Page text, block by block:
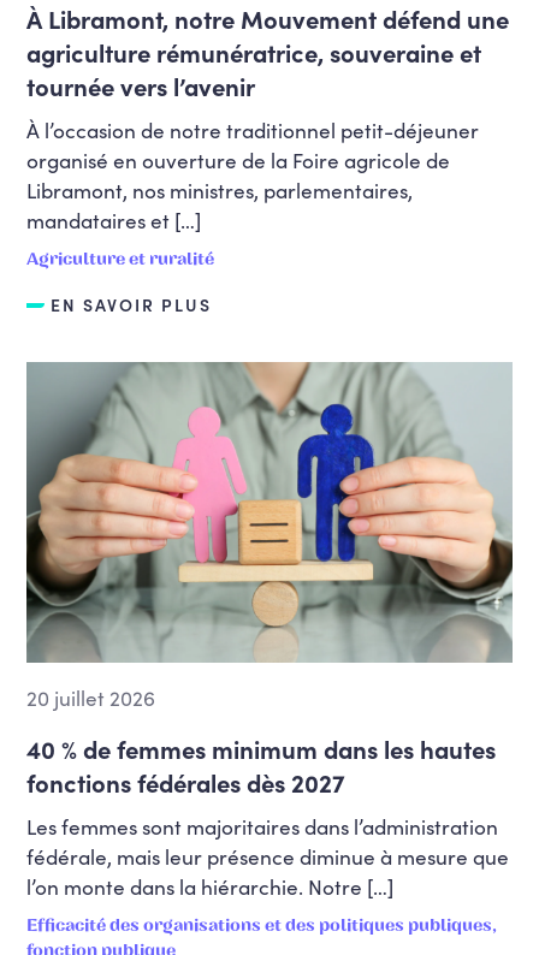
À Libramont, notre Mouvement défend une
agriculture rémunératrice, souveraine et
tournée vers l’avenir
À l’occasion de notre traditionnel petit-déjeuner
organisé en ouverture de la Foire agricole de
Libramont, nos ministres, parlementaires,
mandataires et […]
Agriculture et ruralité
EN SAVOIR PLUS
20 juillet 2026
40 % de femmes minimum dans les hautes
fonctions fédérales dès 2027
Les femmes sont majoritaires dans l’administration
fédérale, mais leur présence diminue à mesure que
l’on monte dans la hiérarchie. Notre […]
Efficacité des organisations et des politiques publiques,